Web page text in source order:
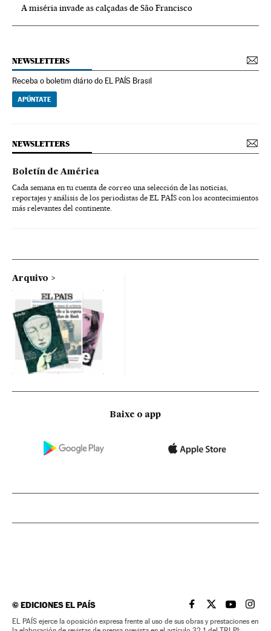
A miséria invade as calçadas de São Francisco
NEWSLETTERS
Receba o boletim diário do EL PAÍS Brasil
APÚNTATE
NEWSLETTERS
Boletín de América
Cada semana en tu cuenta de correo una selección de las noticias,
reportajes y análisis de los periodistas de EL PAÍS con los acontecimientos
más relevantes del continente.
Arquivo
Baixe o app
©EDICIONES EL PAÍS EL PAÍS BRASIL EN
EL PAÍSEL PAÍS
EL
EL PAÍS ejerce la oposición expresa frente al uso de sus obras y prestaciones en